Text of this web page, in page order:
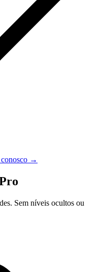
conosco →
Sem níveis ocultos ou